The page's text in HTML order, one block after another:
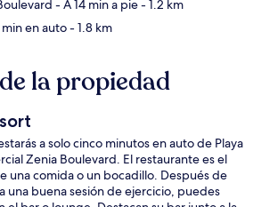
- A 14 min a pie- 1.2 km
en auto- 1.8 km
la propiedad
a solo cinco minutos en auto de Playa
Zenia Boulevard. El restaurante es el
una comida o un bocadillo. Después de
una buena sesión de ejercicio, puedes